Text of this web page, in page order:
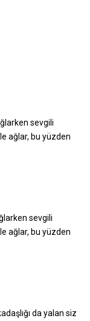
sevgili
ağlar, bu yüzden
sevgili
ağlar, bu yüzden
da yalan siz